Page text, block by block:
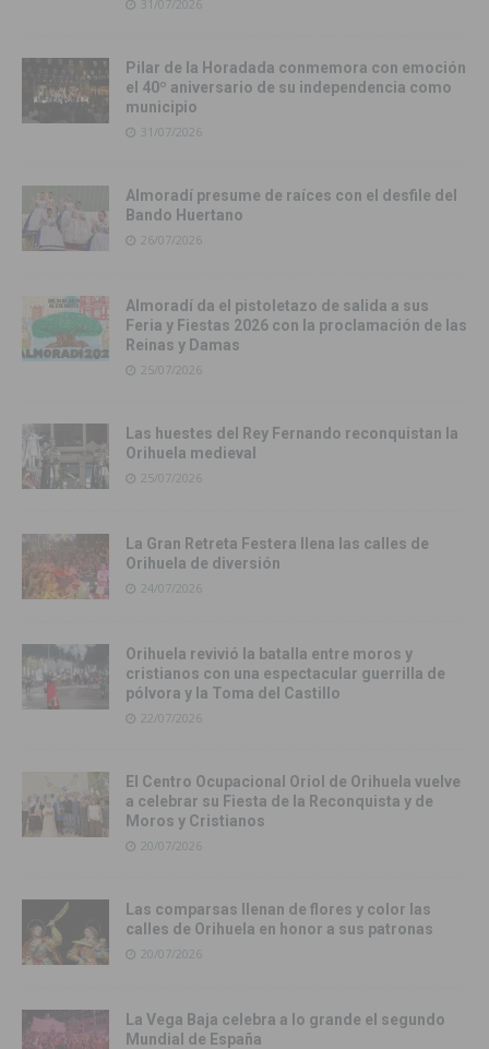
31/07/2026
Pilar de la Horadada conmemora con emoción
el 40º aniversario de su independencia como
municipio
31/07/2026
Almoradí presume de raíces con el desfile del
Bando Huertano
26/07/2026
Almoradí da el pistoletazo de salida a sus
Feria y Fiestas 2026 con la proclamación de las
Reinas y Damas
25/07/2026
Las huestes del Rey Fernando reconquistan la
Orihuela medieval
25/07/2026
La Gran Retreta Festera llena las calles de
Orihuela de diversión
24/07/2026
Orihuela revivió la batalla entre moros y
cristianos con una espectacular guerrilla de
pólvora y la Toma del Castillo
22/07/2026
El Centro Ocupacional Oriol de Orihuela vuelve
a celebrar su Fiesta de la Reconquista y de
Moros y Cristianos
20/07/2026
Las comparsas llenan de flores y color las
calles de Orihuela en honor a sus patronas
20/07/2026
La Vega Baja celebra a lo grande el segundo
Mundial de España